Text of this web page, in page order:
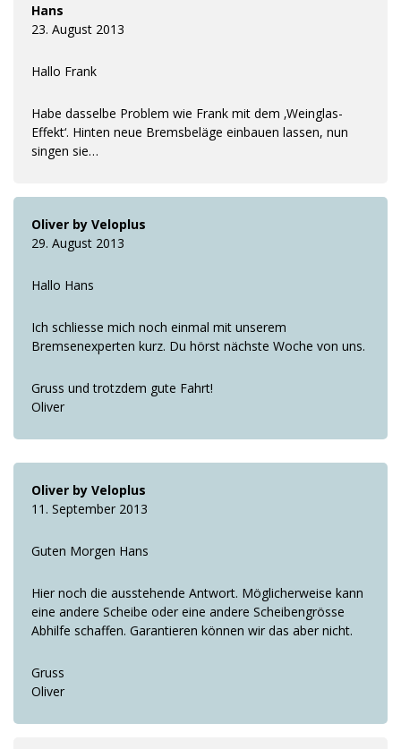
Hans
23. August 2013
Hallo Frank
Habe dasselbe Problem wie Frank mit dem ‚Weinglas-
Effekt‘. Hinten neue Bremsbeläge einbauen lassen, nun
singen sie…
Oliver by Veloplus
29. August 2013
Hallo Hans
Ich schliesse mich noch einmal mit unserem
Bremsenexperten kurz. Du hörst nächste Woche von uns.
Gruss und trotzdem gute Fahrt!
Oliver
Oliver by Veloplus
11. September 2013
Guten Morgen Hans
Hier noch die ausstehende Antwort. Möglicherweise kann
eine andere Scheibe oder eine andere Scheibengrösse
Abhilfe schaffen. Garantieren können wir das aber nicht.
Gruss
Oliver